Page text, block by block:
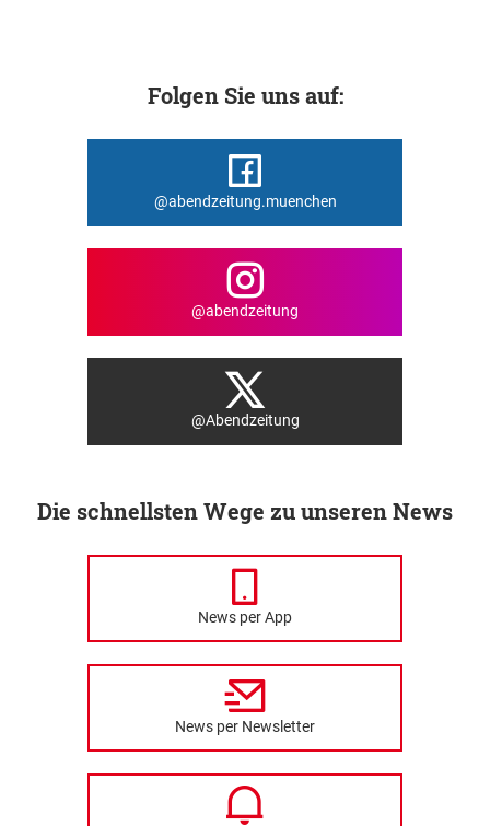
Folgen Sie uns auf:
@abendzeitung.muenchen
@abendzeitung
@Abendzeitung
Die schnellsten Wege zu unseren News
News per App
News per Newsletter